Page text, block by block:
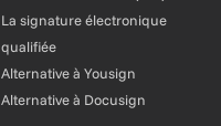
La signature électronique
qualifiée
Alternative à Yousign
Alternative à Docusign